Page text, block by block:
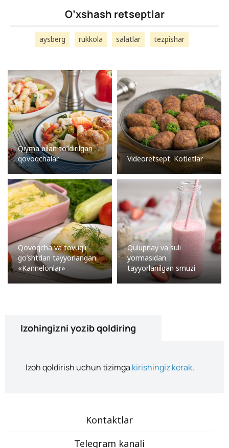
O’xshash retseptlar
aysberg rukkola salatlar tezpishar
Qiyma bilan to’ldirilgan
qovoqchalar
Videoretsept: Kotletlar
Qovoqcha va tovuqli
go’shtdan tayyorlangan
«Kannelonlar»
Qulupnay va suli
yormasidan
tayyorlanilgan smuzi
Izohingizni yozib qoldiring
Izoh qoldirish uchun tizimga kirishingiz kerak.
Kontaktlar
Telegram kanali